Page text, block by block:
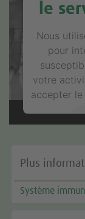
le
Nous
pour
votre
accepter
Plus
Système